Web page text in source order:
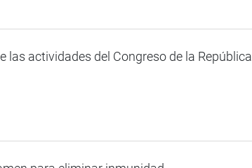
actividades del Congreso de la República